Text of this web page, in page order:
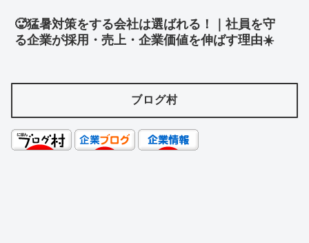
🥵猛暑対策をする会社は選ばれる！｜社員を守
る企業が採用・売上・企業価値を伸ばす理由☀️
ブログ村